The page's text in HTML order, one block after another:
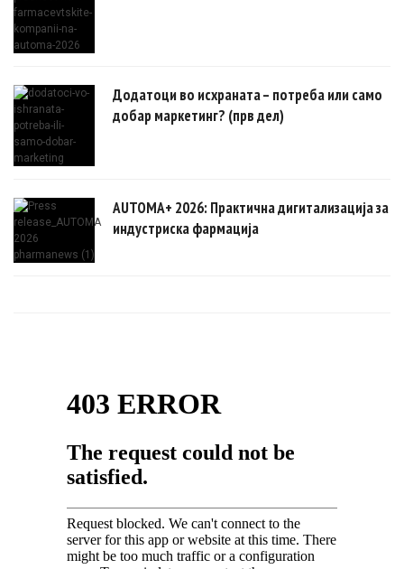
Додатоци во исхраната – потреба или само
добар маркетинг? (прв дел)
AUTOMA+ 2026: Практична дигитализација за
индустриска фармација